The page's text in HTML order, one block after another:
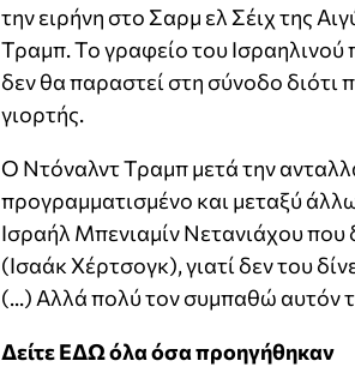
την ειρήνη στο Σαρμ ελ Σέιχ της
Τραμπ. Το γραφείο του
δεν θα παραστεί στη σύνοδο διότι
γιορτής.
Ο Ντόναλντ Τραμπ μετά την
προγραμματισμένο και μεταξύ
Ισραήλ Μπενιαμίν Νετανιάχου που
(Ισαάκ Χέρτσογκ), γιατί δεν του
(...) Αλλά πολύ τον συμπαθώ αυτόν
Δείτε ΕΔΩ όλα όσα προηγήθηκαν